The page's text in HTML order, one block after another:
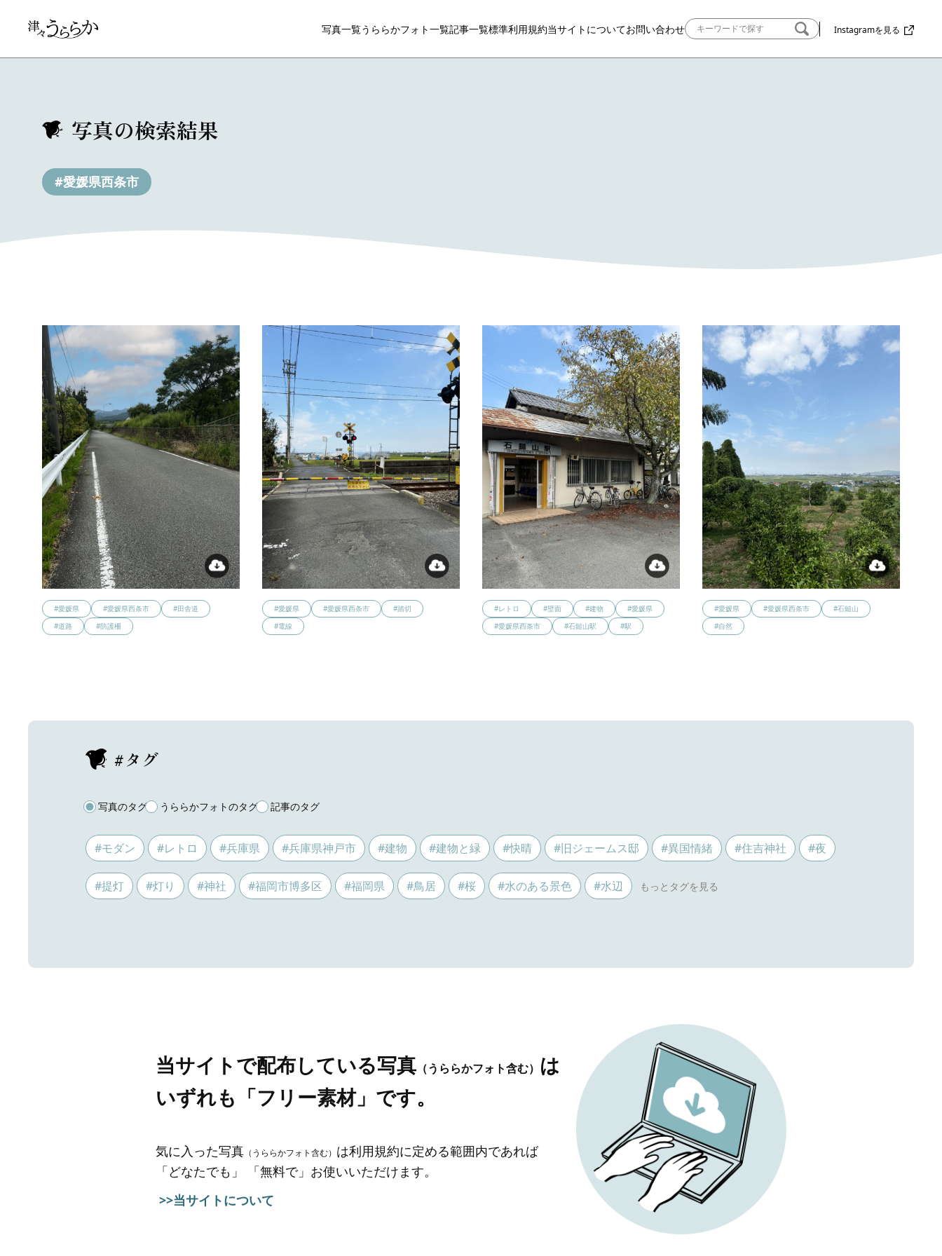
写真一覧うららかフォト一覧記事一覧標準利用規約当サイトについてお問い合わせ Instagramを見る
写真の検索結果
#愛媛県西条市
#愛媛県 #愛媛県西条市
#田舎道
#道路
#防護柵
#愛媛県 #愛媛県西条市
#踏切
#電線
#レトロ #壁面 #建物
#愛媛県
#愛媛県西条市
#石鎚山駅 #駅
#愛媛県 #愛媛県西条市
#石鎚山
#自然
#タグ
写真のタグ うららかフォトのタグ 記事のタグ
#モダン #レトロ #兵庫県 #兵庫県神戸市 #建物 #建物と緑 #快晴 #旧ジェームス邸 #異国情緒 #住吉神社 #夜
#提灯 #灯り #神社 #福岡市博多区 #福岡県 #鳥居 #桜 #水のある景色 #水辺
当サイトで配布している写真 （うららかフォト含む） は
いずれも「フリー素材」です。
気に入った写真 （うららかフォト含む） は利用規約に定める範囲内であれば
「どなたでも」 「無料で」お使いいただけます。
>>当サイトについて